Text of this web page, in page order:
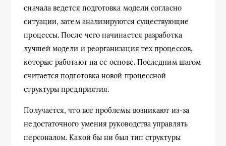
сначала ведется подготовка модели согласно
ситуации, затем анализируются существующие
процессы. После чего начинается разработка
лучшей модели и реорганизация тех процессов,
которые работают на ее основе. Последним шагом
считается подготовка новой процессной
структуры предприятия.
Получается, что все проблемы возникают из-за
недостаточного умения руководства управлять
персоналом. Какой бы ни был тип структуры